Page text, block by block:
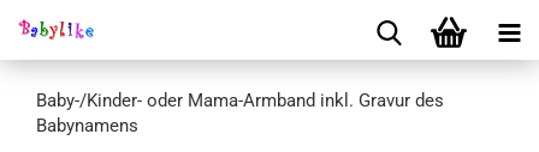
Baby-/Kinder- oder Mama-Armband inkl. Gravur des
Babynamens